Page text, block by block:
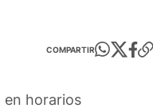
COMPARTIR
en horarios